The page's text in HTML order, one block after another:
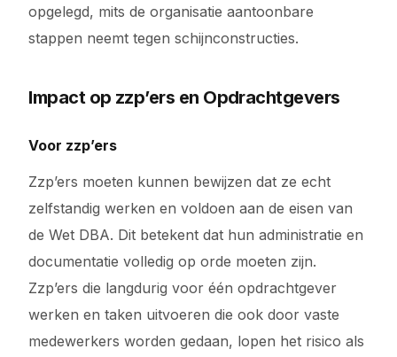
opgelegd, mits de organisatie aantoonbare
stappen neemt tegen schijnconstructies.
Impact op zzp’ers en Opdrachtgevers
Voor zzp’ers
Zzp’ers moeten kunnen bewijzen dat ze echt
zelfstandig werken en voldoen aan de eisen van
de Wet DBA. Dit betekent dat hun administratie en
documentatie volledig op orde moeten zijn.
Zzp’ers die langdurig voor één opdrachtgever
werken en taken uitvoeren die ook door vaste
medewerkers worden gedaan, lopen het risico als